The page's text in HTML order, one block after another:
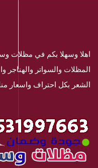
اهلا وسهلا بكم في مظلات
المظلات والسواتر والهناجر
الشعر بكل احتراف واسعار